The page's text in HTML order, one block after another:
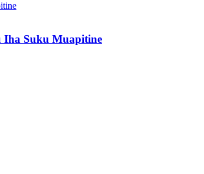
Iha Suku Muapitine